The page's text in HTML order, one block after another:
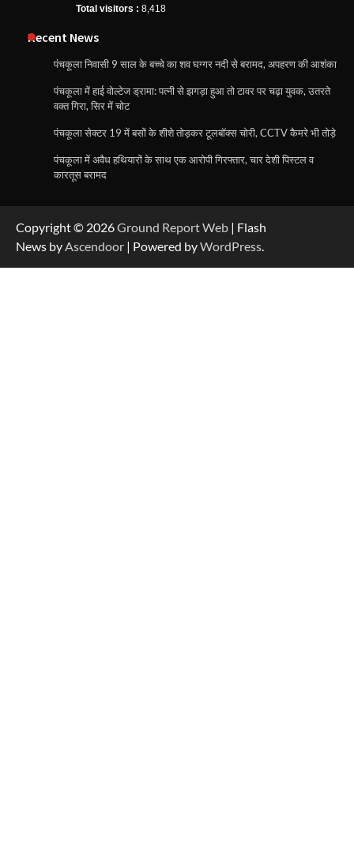
Total visitors : 8,418
Recent News
पंचकूला निवासी 9 साल के बच्चे का शव घग्गर नदी से बरामद, अपहरण की आशंका
पंचकूला में हाई वोल्टेज ड्रामा: पत्नी से झगड़ा हुआ तो टावर पर चढ़ा युवक, उतरते
वक्त गिरा, सिर में चोट
पंचकूला सेक्टर 19 में बसों के शीशे तोड़कर टूलबॉक्स चोरी, CCTV कैमरे भी तोड़े
पंचकूला में अवैध हथियारों के साथ एक आरोपी गिरफ्तार, चार देशी पिस्टल व
कारतूस बरामद
Copyright © 2026Ground Report Web | Flash
News by Ascendoor | Powered byWordPress